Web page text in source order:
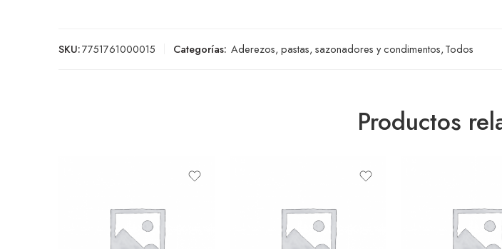
SKU:7751761000015 Categorías: Aderezos, pastas, sazonadores y condimentos,Todos
Productos